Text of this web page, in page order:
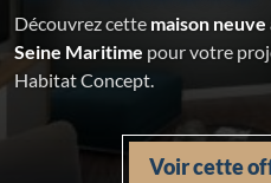
Découvrez cette maison neuve
Seine Maritime pour votre
Habitat Concept.
Voir cette